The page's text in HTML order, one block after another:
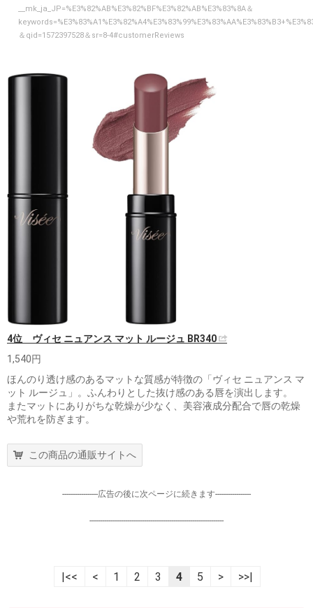
__mk_ja_JP=%E3%82%AB%E3%82%BF%E3%82%AB%E3%83%8A＆
＆qid=1572397528＆sr=8-4#customerReviews
4位 ヴィセ ニュアンス マット ルージュ BR340
1,540円
ほんのり透け感のあるマットな質感が特徴の「ヴィセ ニュアンス マ
ット ルージュ」。ふんわりとした抜け感のある唇を演出します。
またマットにありがちな乾燥が少なく、美容液成分配合で唇の乾燥
や荒れを防ぎます。
この商品の通販サイトへ
-----------------広告の後に次ページに続きます-----------------
----------------------------------------------------------------
|<< < 1 2 3 4 5 > >>|